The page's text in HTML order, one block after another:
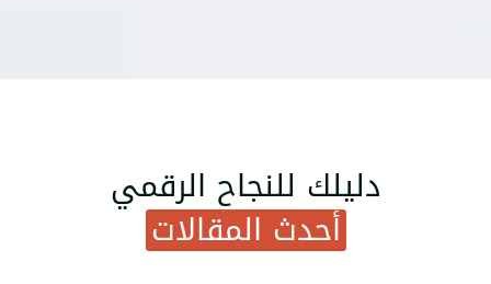
دليلك للنجاح الرقمي
أحدث المقالات